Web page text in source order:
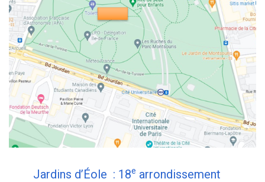
Jardins d’Éole : 18e arrondissement